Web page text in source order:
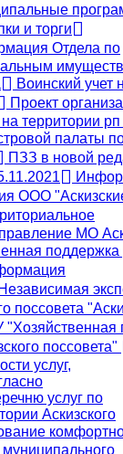
и торги
Отдела по
Воинский учет
Проект
территории рп
палаты
ПЗЗ в новой
ООО
МО
поддержка
Независимая
поссовета
"Хозяйственная
поссовета"
услуг,
услуг по
Аскизского